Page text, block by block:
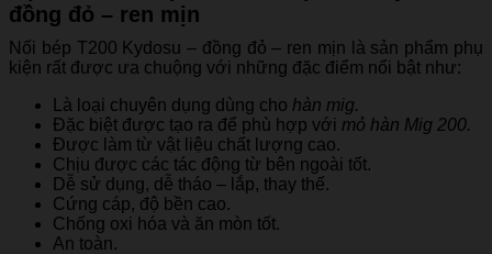
đồng đỏ – ren mịn
Nối bép T200 Kydosu – đồng đỏ – ren mịn là sản phẩm phụ
kiện rất được ưa chuộng với những đặc điểm nổi bật như:
Là loại chuyên dụng dùng cho hàn mig.
Đặc biệt được tạo ra để phù hợp với mỏ hàn Mig 200.
Được làm từ vật liệu chất lượng cao.
Chịu được các tác động từ bên ngoài tốt.
Dễ sử dụng, dễ tháo – lắp, thay thế.
Cứng cáp, độ bền cao.
Chống oxi hóa và ăn mòn tốt.
An toàn.